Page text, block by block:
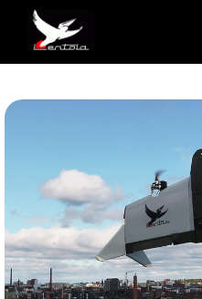
Hoppa
innehåll